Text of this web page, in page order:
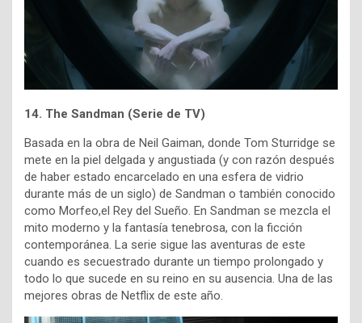
14. The Sandman (Serie de TV)
Basada en la obra de Neil Gaiman, donde Tom Sturridge se
mete en la piel delgada y angustiada (y con razón después
de haber estado encarcelado en una esfera de vidrio
durante más de un siglo) de Sandman o también conocido
como Morfeo,el Rey del Sueño. En Sandman se mezcla el
mito moderno y la fantasía tenebrosa, con la ficción
contemporánea. La serie sigue las aventuras de este
cuando es secuestrado durante un tiempo prolongado y
todo lo que sucede en su reino en su ausencia. Una de las
mejores obras de Netflix de este año.